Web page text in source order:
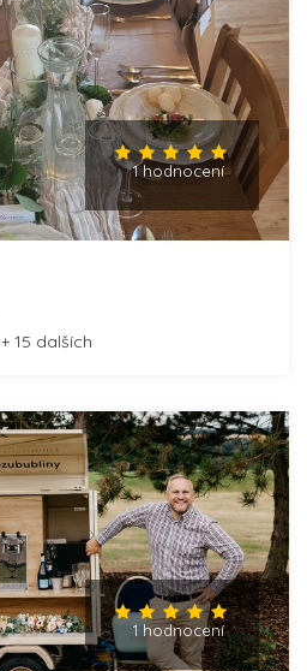
1 hodnocení
+ 15 dalších
1 hodnocení